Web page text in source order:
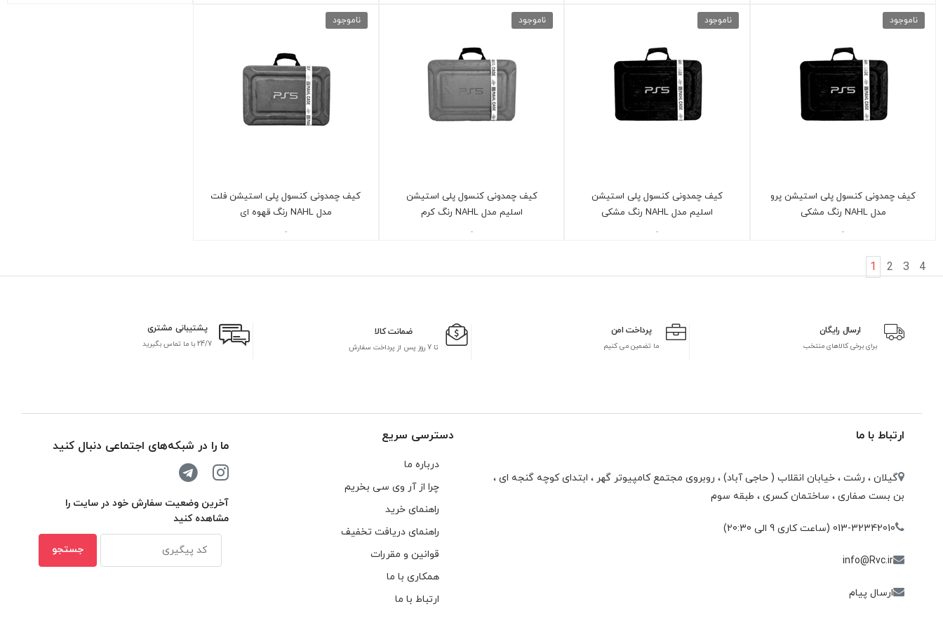
ناموجود
کیف چمدونی کنسول پلی استیشن پرو
مدل NAHL رنگ مشکی
-
ناموجود
کیف چمدونی کنسول پلی استیشن
اسلیم مدل NAHL رنگ مشکی
-
ناموجود
کیف چمدونی کنسول پلی استیشن
اسلیم مدل NAHL رنگ کرم
-
ناموجود
کیف چمدونی کنسول پلی استیشن فلت
مدل NAHL رنگ قهوه ای
-
1 2 3 4
ارسال رایگان
برای برخی کالاهای منتخب
پرداخت امن
ما تضمین می کنیم
ضمانت کالا
تا 7 روز پس از پرداخت سفارش
پشتیبانی مشتری
24/7 با ما تماس بگیرید
ارتباط با ما
گیلان ، رشت ، خيابان انقلاب ( حاجی آباد) ، روبروی مجتمع كامپيوتر گهر ، ابتدای كوچه گنجه ای ،
بن بست صفاری ، ساختمان كسری ، طبقه سوم
013-32342010 (ساعت کاری 9 الی 20:30)
info@Rvc.ir
ارسال پیام
دسترسی سریع
درباره ما
چرا از آر وی سی بخریم
راهنمای خرید
راهنمای دریافت تخفیف
قوانین و مقررات
همکاری با ما
ارتباط با ما
ما را در شبکه‌های اجتماعی دنبال کنید
آخرین وضعیت سفارش خود در سایت را
مشاهده کنید